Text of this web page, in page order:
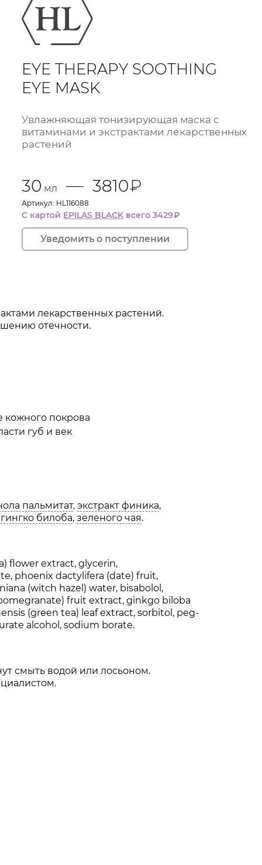
усталости
блефаропластики
EYE THERAPY SOOTHING
EYE MASK
Увлажняющая тонизирующая маска с
витаминами и экстрактами лекарственных
растений
30 мл 3810₽
Артикул: HL116088
С картой EPILAS BLACK всего 3429₽
лекарственных растений.
отечности.
кожного покрова
губ и век
пальмитат,экстракт финика,
гингко билоба,зеленого чая.
flower extract, glycerin,
phoenix dactylifera (date) fruit,
(witch hazel) water, bisabolol,
fruit extract, ginkgo biloba
(green tea) leaf extract, sorbitol, peg-
alcohol, sodium borate.
смыть водой или лосьоном.